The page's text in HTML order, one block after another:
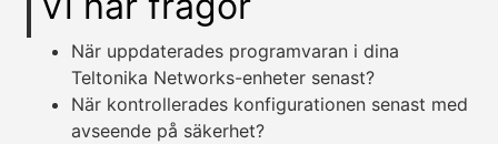
När uppdaterades programvaran i dina
Teltonika Networks-enheter senast?
När kontrollerades konfigurationen senast med
avseende på säkerhet?